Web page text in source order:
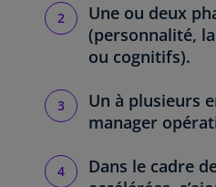
Une ou deux
(personnalité,
ou cognitifs).
Un à plusieurs
manager
Dans le cadre